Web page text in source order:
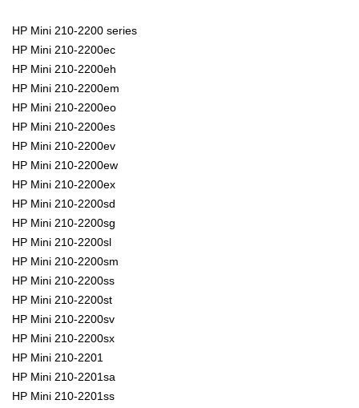
HP Mini 210-2200 series
HP Mini 210-2200ec
HP Mini 210-2200eh
HP Mini 210-2200em
HP Mini 210-2200eo
HP Mini 210-2200es
HP Mini 210-2200ev
HP Mini 210-2200ew
HP Mini 210-2200ex
HP Mini 210-2200sd
HP Mini 210-2200sg
HP Mini 210-2200sl
HP Mini 210-2200sm
HP Mini 210-2200ss
HP Mini 210-2200st
HP Mini 210-2200sv
HP Mini 210-2200sx
HP Mini 210-2201
HP Mini 210-2201sa
HP Mini 210-2201ss